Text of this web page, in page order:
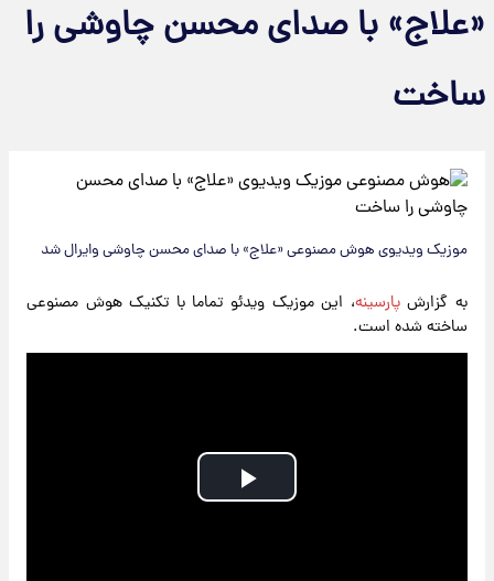
«علاج» با صدای محسن چاوشی را
ساخت
موزیک ویدیوی هوش مصنوعی «علاج» با صدای محسن چاوشی وایرال شد
به گزارشپارسینه، این موزیک ویدئو تماما با تکنیک هوش مصنوعی
ساخته شده است.
Play